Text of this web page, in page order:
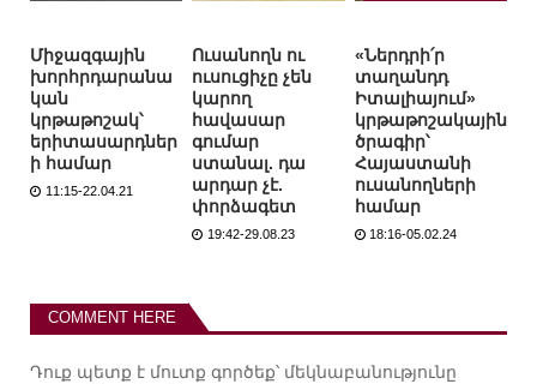
Միջազգային
խորհրդարանա
կան
կրթաթոշակ՝
երիտասարդներ
ի համար
11:15-22.04.21
Ուսանողն ու
ուսուցիչը չեն
կարող
հավասար
գումար
ստանալ. դա
արդար չէ.
փորձագետ
19:42-29.08.23
«Ներդրի՛ր
տաղանդդ
Իտալիայում»
կրթաթոշակային
ծրագիր՝
Հայաստանի
ուսանողների
համար
18:16-05.02.24
COMMENT HERE
Դուք պետք է մուտք գործեք՝ մեկնաբանությունը